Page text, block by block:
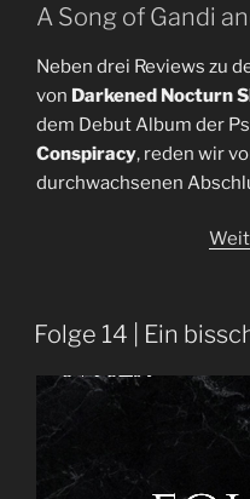
A Song of Gandi
Neben drei Reviews zu
von Darkened Nocturn
dem Debut Album der
Conspiracy, reden wir
durchwachsenen
Folge 14 | Ein